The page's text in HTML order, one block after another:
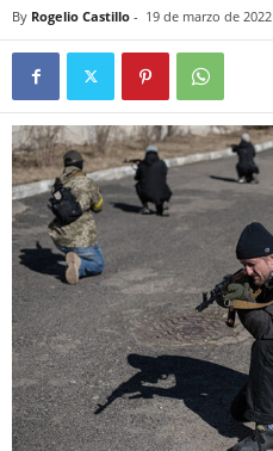
By Rogelio Castillo - 19 de marzo de 2022